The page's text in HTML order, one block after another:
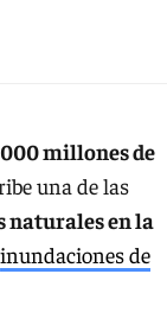
millones de
una de las
naturales en la
inundaciones de